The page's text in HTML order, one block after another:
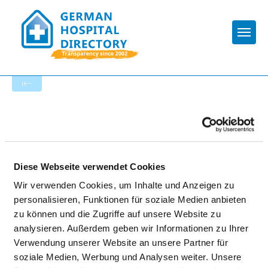
Diese Webseite verwendet Cookies
Wir verwenden Cookies, um Inhalte und Anzeigen zu
personalisieren, Funktionen für soziale Medien anbieten
zu können und die Zugriffe auf unsere Website zu
analysieren. Außerdem geben wir Informationen zu Ihrer
Verwendung unserer Website an unsere Partner für
soziale Medien, Werbung und Analysen weiter. Unsere
HELIOS KLINIKEN SCHWERIN
Matching: